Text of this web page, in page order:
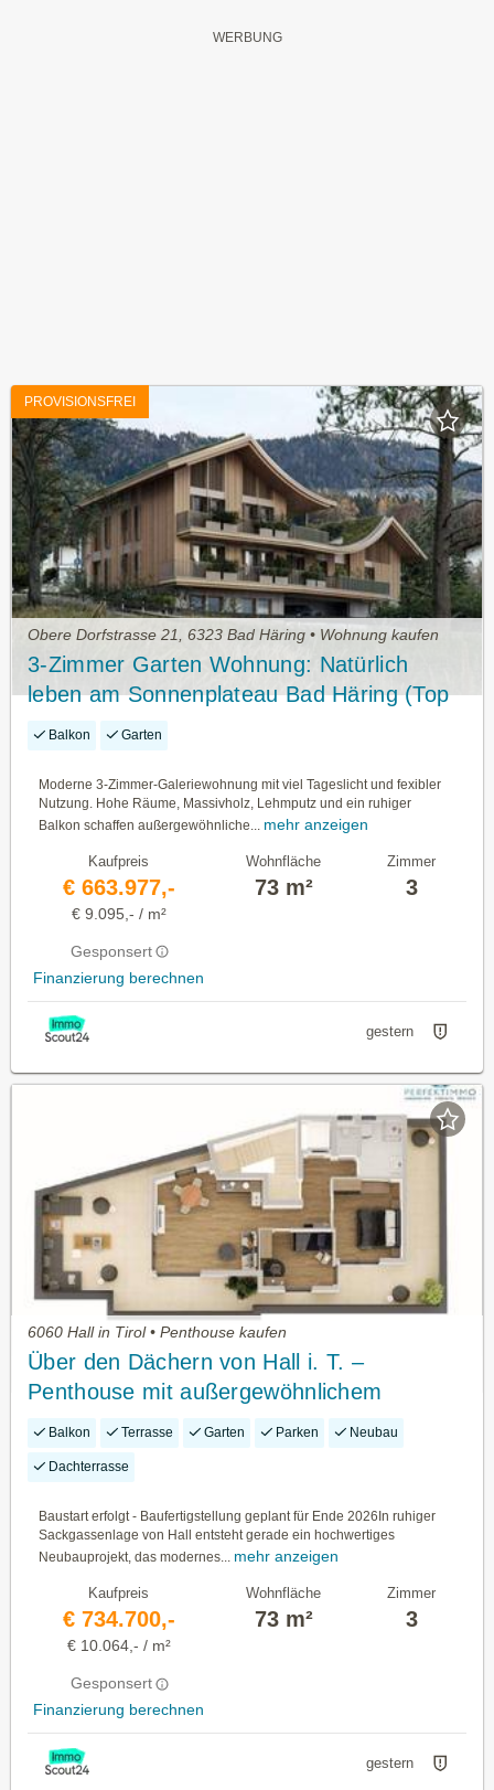
PROVISIONSFREI
Obere Dorfstrasse 21, 6323 Bad Häring • Wohnung kaufen
3-Zimmer Garten Wohnung: Natürlich
leben am Sonnenplateau Bad Häring (Top
2) Balkon Garten
Moderne 3-Zimmer-Galeriewohnung mit viel Tageslicht und fexibler
Nutzung. Hohe Räume, Massivholz, Lehmputz und ein ruhiger
Balkon schaffen außergewöhnliche... mehr anzeigen
Kaufpreis
€ 663.977,-
€ 9.095,- / m²
Gesponsert
Finanzierung berechnen
Wohnfläche
73 m²
Zimmer
3
gestern
6060 Hall in Tirol • Penthouse kaufen
Über den Dächern von Hall i. T. –
Penthouse mit außergewöhnlichem
Freiraum
Balkon Terrasse Garten Parken Neubau
Dachterrasse
Baustart erfolgt - Baufertigstellung geplant für Ende 2026In ruhiger
Sackgassenlage von Hall entsteht gerade ein hochwertiges
Neubauprojekt, das modernes... mehr anzeigen
Kaufpreis
€ 734.700,-
€ 10.064,- / m²
Gesponsert
Finanzierung berechnen
Wohnfläche
73 m²
Zimmer
3
gestern